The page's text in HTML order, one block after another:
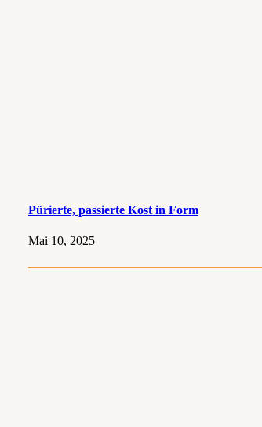
Pürierte, passierte Kost in Form
Mai 10, 2025